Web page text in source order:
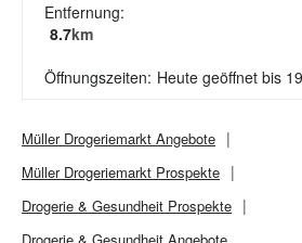
Entfernung:
8.7km
Öffnungszeiten: Heute geöffnet bis
Müller Drogeriemarkt Angebote
Müller Drogeriemarkt Prospekte
Drogerie & Gesundheit Prospekte